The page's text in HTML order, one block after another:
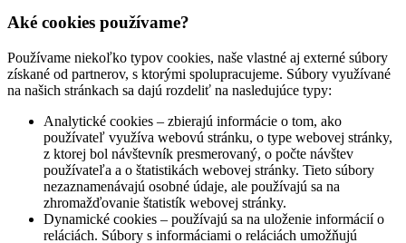
Aké cookies používame?
Používame niekoľko typov cookies, naše vlastné aj externé súbory
získané od partnerov, s ktorými spolupracujeme. Súbory využívané
na našich stránkach sa dajú rozdeliť na nasledujúce typy:
Analytické cookies – zbierajú informácie o tom, ako
používateľ využíva webovú stránku, o type webovej stránky,
z ktorej bol návštevník presmerovaný, o počte návštev
používateľa a o štatistikách webovej stránky. Tieto súbory
nezaznamenávajú osobné údaje, ale používajú sa na
zhromažďovanie štatistík webovej stránky.
Dynamické cookies – používajú sa na uloženie informácií o
reláciách. Súbory s informáciami o reláciách umožňujú